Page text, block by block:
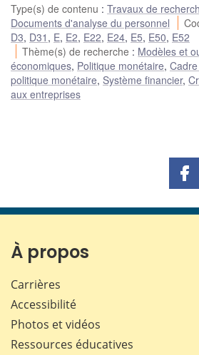
Type(s) de contenu : Travaux de
Documents d'analyse du personnel
D3, D31 , E, E2, E22, E24, E5, E50, E52
Thème(s) de recherche : Modèles et
économiques, Politique monétaire,
politique monétaire, Système financier,
aux entreprises
À propos
Carrières
Accessibilité
Photos et vidéos
Ressources éducatives